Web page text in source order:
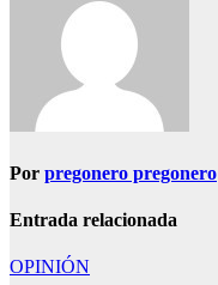
Por pregonero pregonero
Entrada relacionada
OPINIÓN